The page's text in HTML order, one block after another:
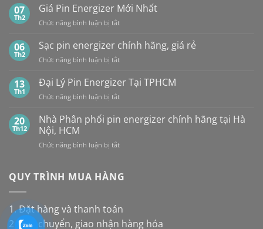
NỘI
TÍN,
CHIẾT
CAO,
HÀNG
CHÍNH
hãng:
Panasonic
Maxell:
Pin
bền
hơn?
hợp
loại
thay
đèn
lượng
mặt
07
Th2
Giá Pin Energizer Mới Nhất
Chức năng bình luận bị tắtở
Pin
Mới
06
Th2
Sạc pin energizer chính hãng, giá rẻ
Chức năng bình luận bị tắtở
pin
energizer
chính
giá
13
Th1
Đại Lý Pin Energizer Tại TPHCM
Chức năng bình luận bị tắtở
Lý
Tại
20
Th12
Nhà Phân phối pin energizer chính hãng tại Hà
Nội, HCM
Chức năng bình luận bị tắtở
phối
hãng
tại
QUY TRÌNH MUA HÀNG
1. Đặt hàng và thanh toán
2. Vận chuyển, giao nhận hàng hóa